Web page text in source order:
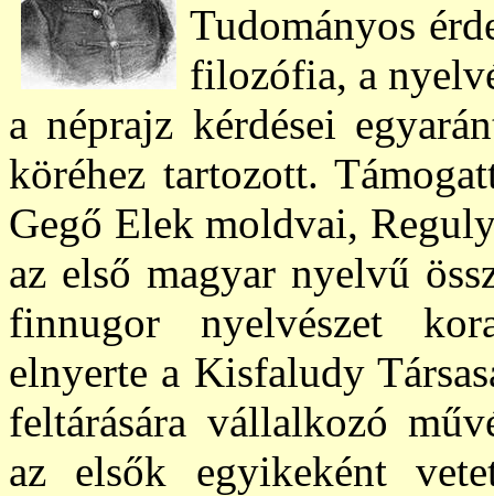
Tudományos
filozófia, a
a néprajz kérdései
köréhez tartozott.
Gegő Elek moldvai,
az első magyar nyelvű
finnugor nyelvészet
elnyerte a Kisfaludy
feltárására vállalkozó
az elsők egyikeként